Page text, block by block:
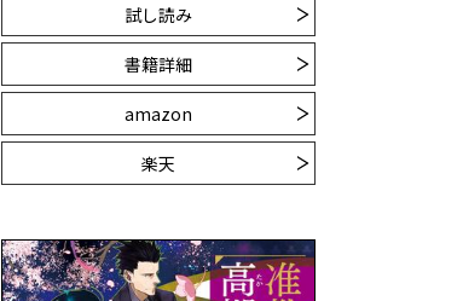
試し読み
書籍詳細
amazon
楽天